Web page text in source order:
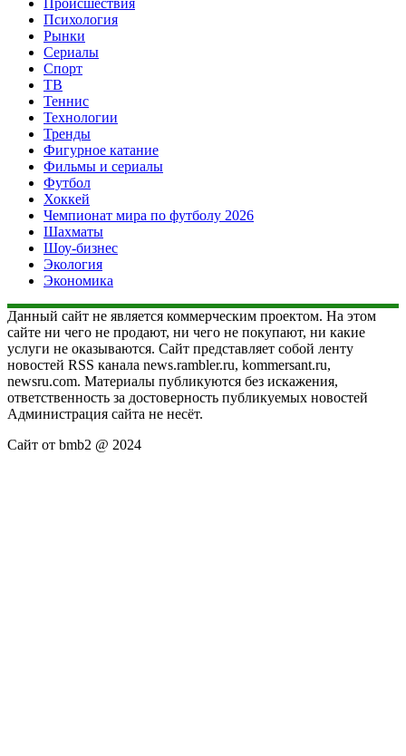
Психология
Рынки
Сериалы
Спорт
ТВ
Теннис
Технологии
Тренды
Фигурное катание
Фильмы и сериалы
Футбол
Хоккей
Чемпионат мира по футболу 2026
Шахматы
Шоу-бизнес
Экология
Экономика
Данный сайт не является коммерческим проектом. На этом
сайте ни чего не продают, ни чего не покупают, ни какие
услуги не оказываются. Сайт представляет собой ленту
новостей RSS канала news.rambler.ru, kommersant.ru,
newsru.com. Материалы публикуются без искажения,
ответственность за достоверность публикуемых новостей
Администрация сайта не несёт.
Сайт от bmb2 @ 2024